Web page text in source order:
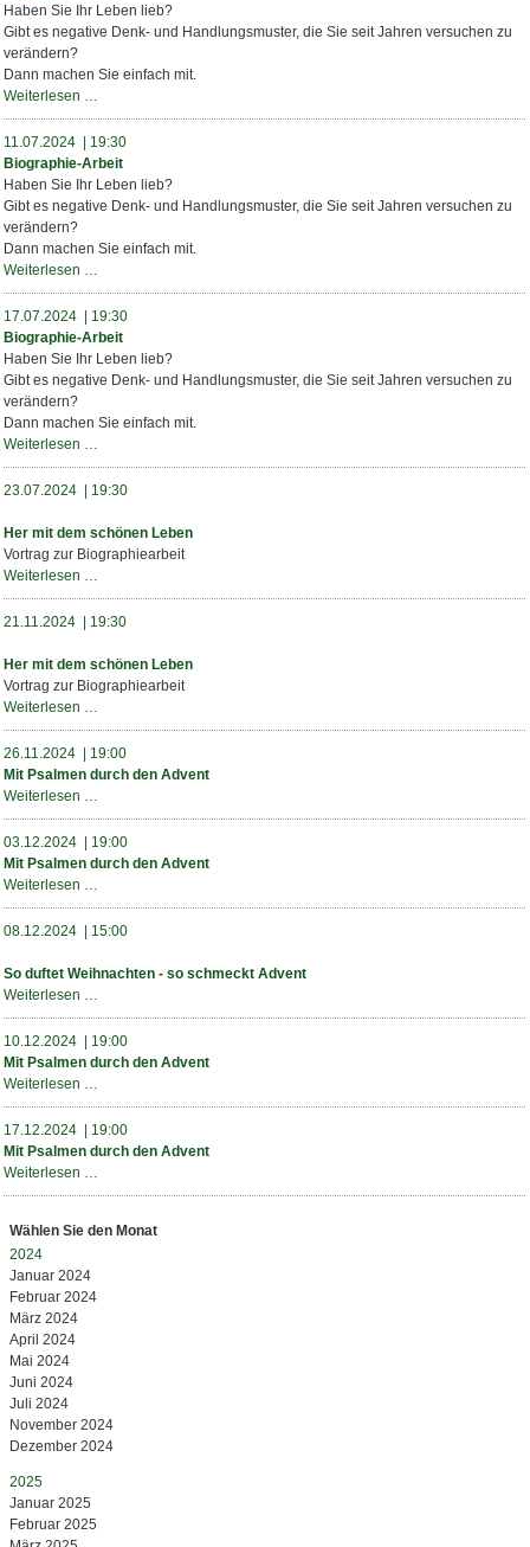
Haben Sie Ihr Leben lieb?
Gibt es negative Denk- und Handlungsmuster, die Sie seit Jahren versuchen zu
verändern?
Dann machen Sie einfach mit.
Weiterlesen …
Arbeit
11.07.2024 | 19:30
Biographie-Arbeit
Haben Sie Ihr Leben lieb?
Gibt es negative Denk- und Handlungsmuster, die Sie seit Jahren versuchen zu
verändern?
Dann machen Sie einfach mit.
Weiterlesen …
Arbeit
17.07.2024 | 19:30
Biographie-Arbeit
Haben Sie Ihr Leben lieb?
Gibt es negative Denk- und Handlungsmuster, die Sie seit Jahren versuchen zu
verändern?
Dann machen Sie einfach mit.
Weiterlesen …
Arbeit
23.07.2024 | 19:30
Her mit dem schönen Leben
Vortrag zur Biographiearbeit
Weiterlesen …
mit
dem
Leben
21.11.2024 | 19:30
Her mit dem schönen Leben
Vortrag zur Biographiearbeit
Weiterlesen …
mit
dem
schönen
26.11.2024 | 19:00
Mit Psalmen durch den Advent
Weiterlesen …
Psalmen
durch
den
03.12.2024 | 19:00
Mit Psalmen durch den Advent
Weiterlesen …
Psalmen
durch
Advent
08.12.2024 | 15:00
So duftet Weihnachten - so schmeckt Advent
Weiterlesen …
duftet
Weihnachten
-
Advent
10.12.2024 | 19:00
Mit Psalmen durch den Advent
Weiterlesen …
Psalmen
durch
den
17.12.2024 | 19:00
Mit Psalmen durch den Advent
Weiterlesen …
Psalmen
den
Wählen Sie den Monat
2024
Januar 2024
Februar 2024
März 2024
April 2024
Mai 2024
Juni 2024
Juli 2024
November 2024
Dezember 2024
2025
Januar 2025
Februar 2025